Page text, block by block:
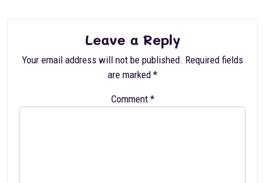
Leave a Reply
Your email address will not be published. Required fields
are marked *
Comment *